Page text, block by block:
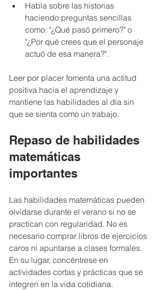
Habla sobre las historias
haciendo preguntas sencillas
como: "¿Qué pasó primero?" o
"¿Por qué crees que el personaje
actuó de esa manera?".
Leer por placer fomenta una actitud
positiva hacia el aprendizaje y
mantiene las habilidades al día sin
que se sienta como un trabajo.
Repaso de habilidades
matemáticas
importantes
Las habilidades matemáticas pueden
olvidarse durante el verano si no se
practican con regularidad. No es
necesario comprar libros de ejercicios
caros ni apuntarse a clases formales.
En su lugar, concéntrese en
actividades cortas y prácticas que se
integren en la vida cotidiana.